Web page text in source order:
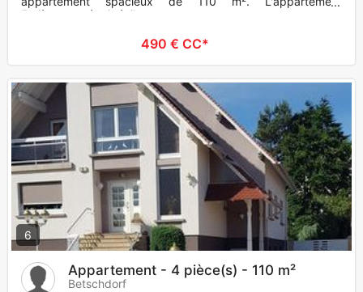
Entièrement équipé, il compr
490 € CC*
6
Appartement - 4 pièce(s) - 110 m²
Betschdorf